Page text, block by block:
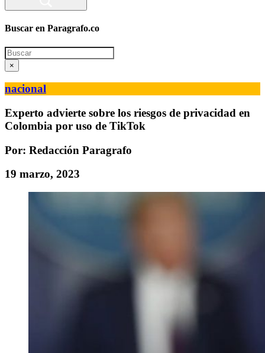
Buscar en Paragrafo.co
Search
×
nacional
Experto advierte sobre los riesgos de privacidad en
Colombia por uso de TikTok
Por: Redacción Paragrafo
19 marzo, 2023